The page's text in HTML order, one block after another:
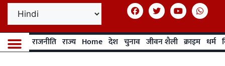
राजनीति राज्य Home देश चुनाव जीवन शैली क्राइम धर्म